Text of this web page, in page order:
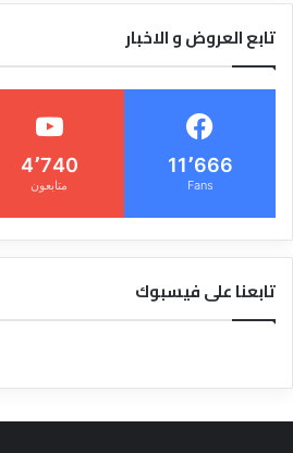
تابع العروض و الاخبار
11٬666
Fans
4٬740
متابعون
تابعنا على فيسبوك